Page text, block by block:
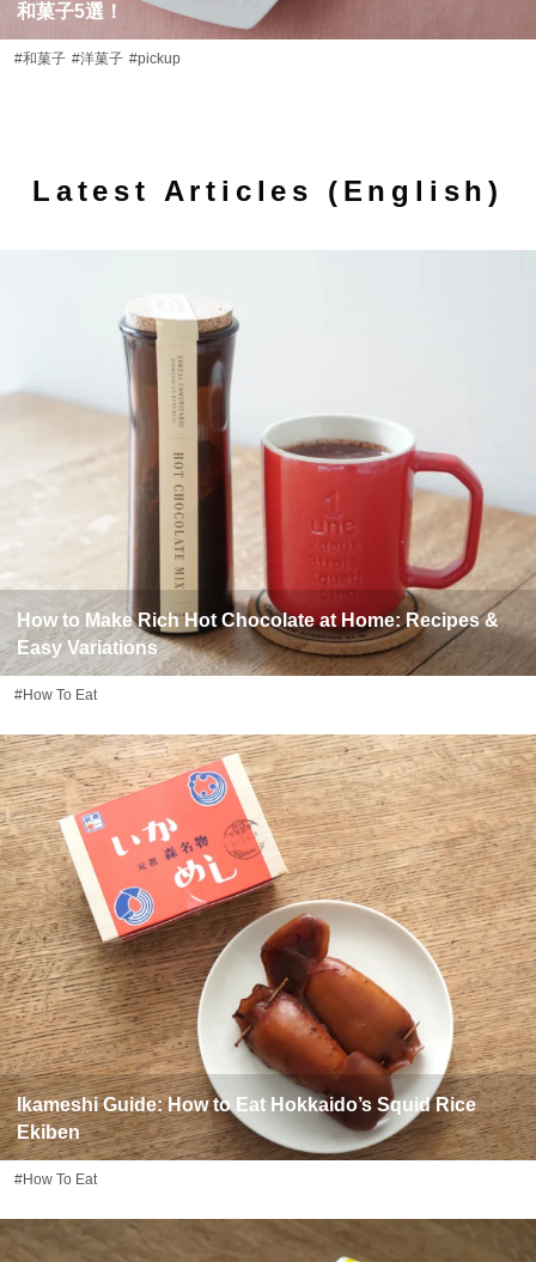
和菓子5選！
#和菓子 #洋菓子 #pickup
Latest Articles (English)
How to Make Rich Hot Chocolate at Home: Recipes &
Easy Variations
#How To Eat
Ikameshi Guide: How to Eat Hokkaido’s Squid Rice
Ekiben
#How To Eat